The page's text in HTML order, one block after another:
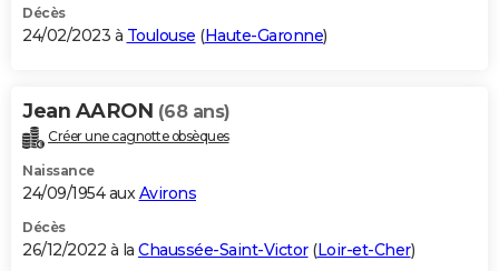
Décès
24/02/2023 à Toulouse (Haute-Garonne)
Jean AARON (68 ans)
Créer une cagnotte obsèques
Naissance
24/09/1954 auxAvirons
Décès
26/12/2022 à la Chaussée-Saint-Victor(Loir-et-Cher)